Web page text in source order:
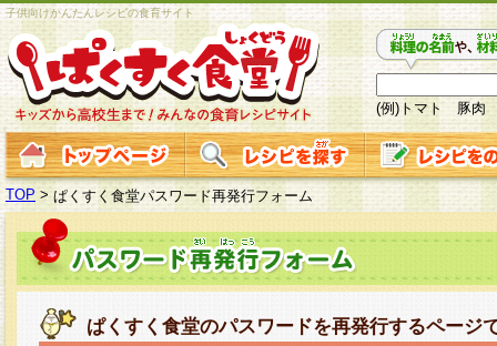
子供向けかんたんレシピの食育サイト
(例)トマト 豚肉
TOP > ぱくすく食堂パスワード再発行フォーム
ぱくすく食堂のパスワードを再発行するページ